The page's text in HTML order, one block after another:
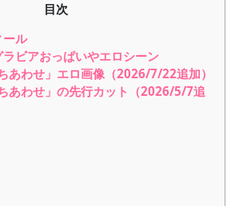
目次
ール
ビアおっぱいやエロシーン
あわせ」エロ画像（2026/7/22追加）
あわせ」の先行カット（2026/5/7追